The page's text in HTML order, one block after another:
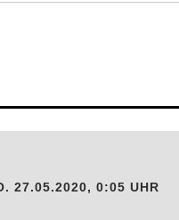
27.05.2020, 0:05 UHR